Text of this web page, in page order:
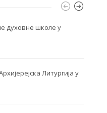
духовне школе у
Литургија у